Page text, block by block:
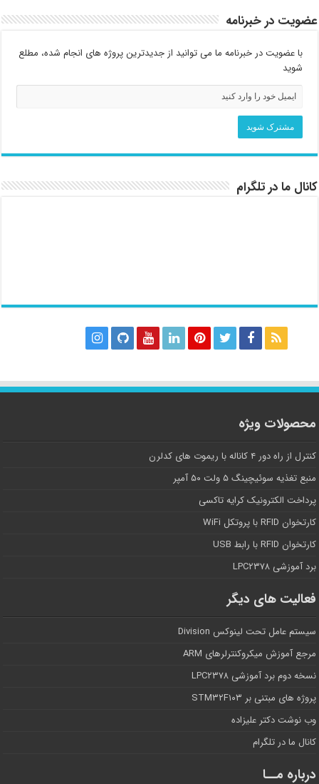
عضویت در خبرنامه
با عضویت در خبرنامه ما می توانید از جدیدترین پروژه های انجام شده، مطلع
شوید
کانال ما در تلگرام
محصولات ویژه
کنترل از راه دور ۴ کاناله با ریموت های کدلرن
منبع تغذیه سوئیچینگ ۵ ولت ۵۰ آمپر
پرداخت الکترونیک کرایه تاکسی
کارتخوان RFID با پروتکل WiFi
کارتخوان RFID با رابط USB
برد آموزشی LPC۲۳۷۸
فعالیت های دیگر
سیستم عامل تحت لینوکس Division
مرجع آموزش میکروکنترلرهای ARM
نسخه دوم برد آموزشی LPC۲۳۷۸
پروژه های مبتنی بر STM۳۲F۱۰۳
وب نوشت دکتر علیزاده
کانال ما در تلگرام
درباره مــا